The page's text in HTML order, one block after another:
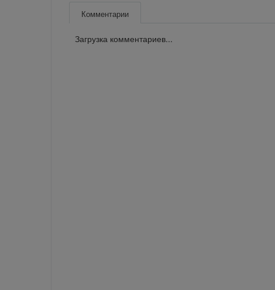
Комментарии
Загрузка комментариев...